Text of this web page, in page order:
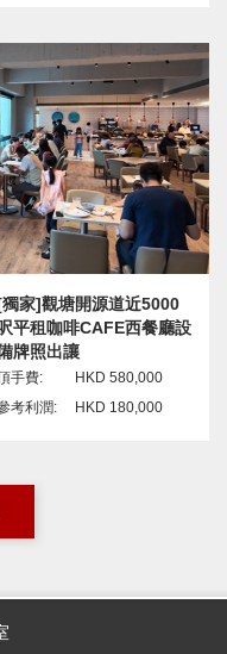
家]觀塘開源道近5000
平租咖啡CAFE西餐廳設
牌照出讓
手費:
HKD 580,000
考利潤:
HKD 180,000